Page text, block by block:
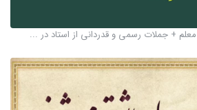
+ جملات رسمی و قدردانی از استاد در ...